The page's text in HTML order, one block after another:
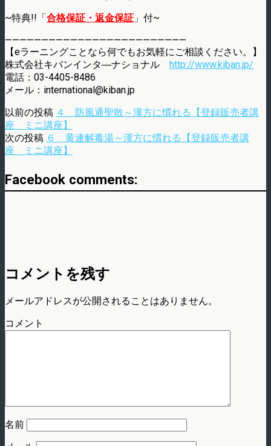
~特典!!「合格保証・返金保証 」付~
—————————————————————————
【eラーニングことなら何でもお気軽にご相談ください。】
株式会社キバンインタ―ナショナル http://www.kiban.jp/
電話：03-4405-8486
メール：international@kiban.jp
以前の投稿 ４ 防風通聖散～漢方に慣れる【登録販売者講
座 ミニ講座】
次の投稿 ６ 黄連解毒湯～漢方に慣れる【登録販売者講
座 ミニ講座】
Facebook comments:
コメントを残す
メールアドレスが公開されることはありません。
コメント
名前